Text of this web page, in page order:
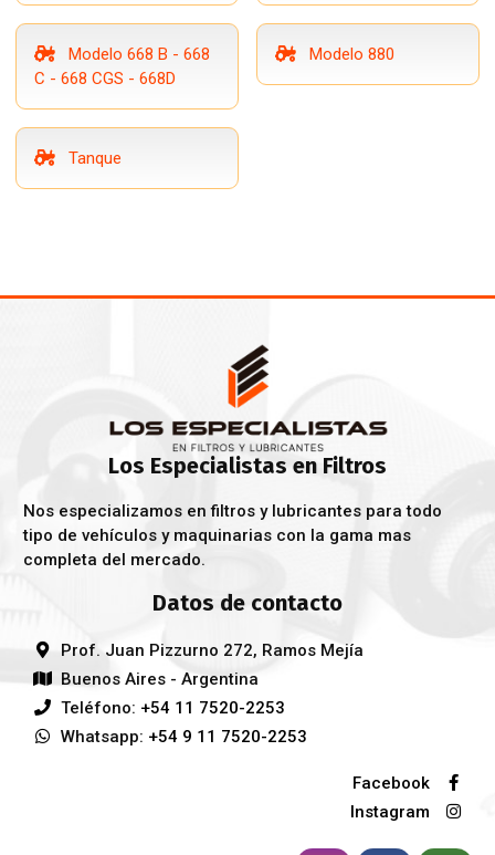
Modelo 668 B - 668
C - 668 CGS - 668D
Modelo 880
Tanque
Los Especialistas en Filtros
Nos especializamos en filtros y lubricantes para todo
tipo de vehículos y maquinarias con la gama mas
completa del mercado.
Datos de contacto
Prof. Juan Pizzurno 272, Ramos Mejía
Buenos Aires - Argentina
Teléfono: +54 11 7520-2253
Whatsapp: +54 9 11 7520-2253
Facebook
Instagram